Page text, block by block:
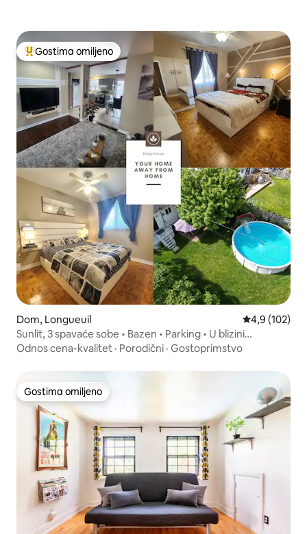
Najuspešniji među gostima omiljenim
Gostima omiljeno
Dom, Longueuil Prosečna
4,9 (102)
Sunlit, 3 spavaće sobe • Bazen • Parking • U blizini
Montreala
Odnos cena-kvalitet · Porodični · Gostoprimstvo
Gostima omiljeno
Gostima omiljeno